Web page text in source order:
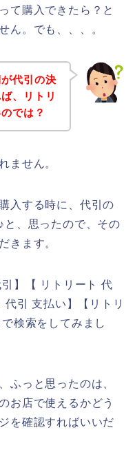
て購入できたら？と
ん。でも、、、。
代引の決
、リトリ
では？
ません。
入する時に、代引の
と、思ったので、その
きます。
】【 リトリート 代
引 支払い】【リトリ
検索をしてみまし
ふっと思ったのは、
お店で使えるかどう
を確認すればいいだ